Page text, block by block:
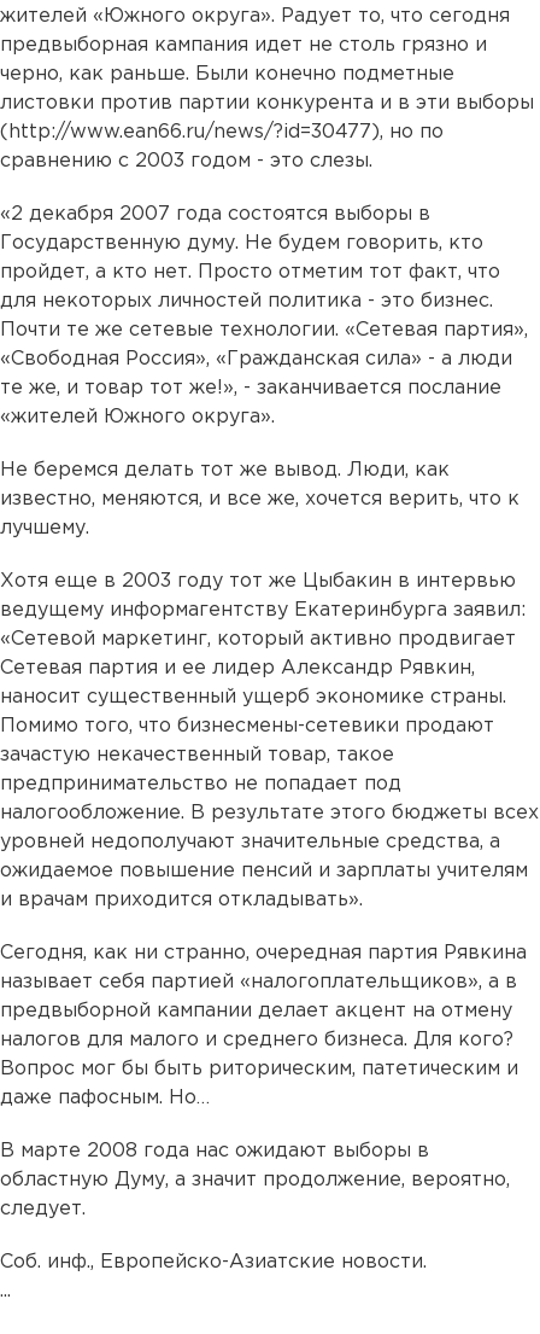
жителей «Южного округа». Радует то, что сегодня
предвыборная кампания идет не столь грязно и
черно, как раньше. Были конечно подметные
листовки против партии конкурента и в эти выборы
( http://www.ean66.ru/news/?id=30477 ), но по
сравнению с 2003 годом - это слезы.
«2 декабря 2007 года состоятся выборы в
Государственную думу. Не будем говорить, кто
пройдет, а кто нет. Просто отметим тот факт, что
для некоторых личностей политика - это бизнес.
Почти те же сетевые технологии. «Сетевая партия»,
«Свободная Россия», «Гражданская сила» - а люди
те же, и товар тот же!», - заканчивается послание
«жителей Южного округа».
Не беремся делать тот же вывод. Люди, как
известно, меняются, и все же, хочется верить, что к
лучшему.
Хотя еще в 2003 году тот же Цыбакин в интервью
ведущему информагентству Екатеринбурга заявил:
«Сетевой маркетинг, который активно продвигает
Сетевая партия и ее лидер Александр Рявкин,
наносит существенный ущерб экономике страны.
Помимо того, что бизнесмены-сетевики продают
зачастую некачественный товар, такое
предпринимательство не попадает под
налогообложение. В результате этого бюджеты всех
уровней недополучают значительные средства, а
ожидаемое повышение пенсий и зарплаты учителям
и врачам приходится откладывать».
Сегодня, как ни странно, очередная партия Рявкина
называет себя партией «налогоплательщиков», а в
предвыборной кампании делает акцент на отмену
налогов для малого и среднего бизнеса. Для кого?
Вопрос мог бы быть риторическим, патетическим и
даже пафосным. Но…
В марте 2008 года нас ожидают выборы в
областную Думу, а значит продолжение, вероятно,
следует.
Соб. инф., Европейско-Азиатские новости.
...